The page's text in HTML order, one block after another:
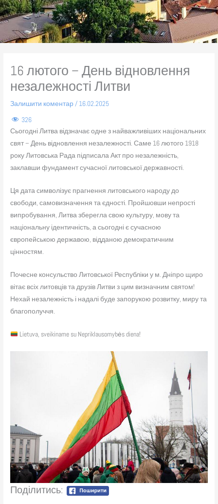
16 лютого – День відновлення
незалежності Литви
Залишити коментар/ 16.02.2025
326
Сьогодні Литва відзначає одне з найважливіших національних
свят – День відновлення незалежності. Саме 16 лютого 1918
року Литовська Рада підписала Акт про незалежність,
заклавши фундамент сучасної литовської державності.
Ця дата символізує прагнення литовського народу до
свободи, самовизначення та єдності. Пройшовши непрості
випробування, Литва зберегла свою культуру, мову та
національну ідентичність, а сьогодні є сучасною
європейською державою, відданою демократичним
цінностям.
Почесне консульство Литовської Республіки у м. Дніпро щиро
вітає всіх литовців та друзів Литви з цим визначним святом!
Нехай незалежність і надалі буде запорукою розвитку, миру та
благополуччя.
Lietuva, sveikiname su Nepriklausomybės diena!
Поділитись: